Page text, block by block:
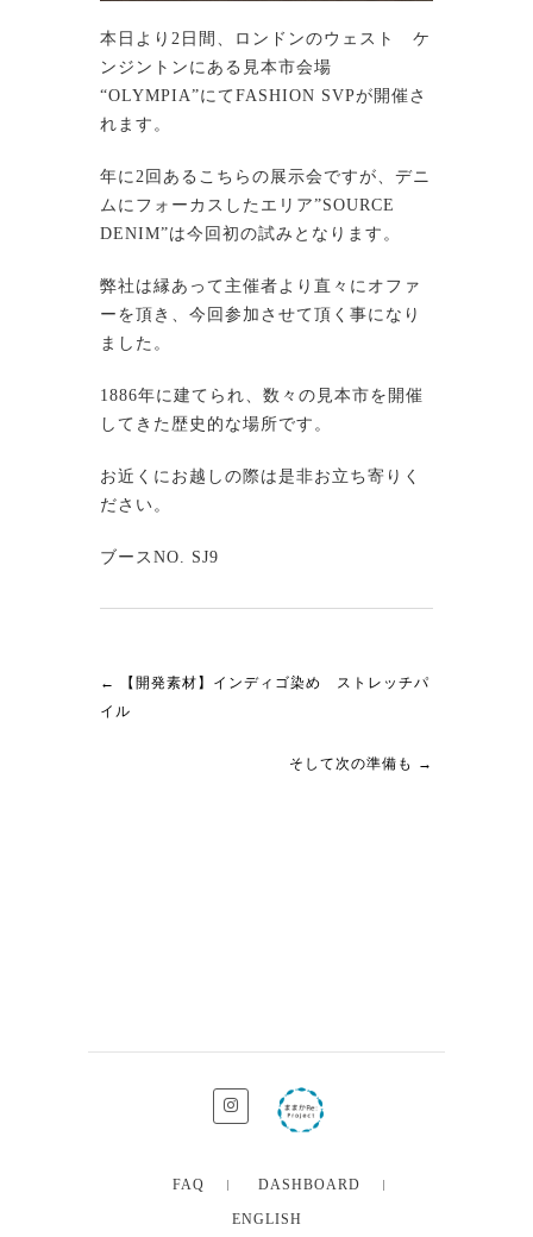
本日より2日間、ロンドンのウェスト ケ
ンジントンにある見本市会場
“OLYMPIA”にてFASHION SVPが開催さ
れます。
年に2回あるこちらの展示会ですが、デニ
ムにフォーカスしたエリア”SOURCE
DENIM”は今回初の試みとなります。
弊社は縁あって主催者より直々にオファ
ーを頂き、今回参加させて頂く事になり
ました。
1886年に建てられ、数々の見本市を開催
してきた歴史的な場所です。
お近くにお越しの際は是非お立ち寄りく
ださい。
ブースNO. SJ9
←
【開発素材】インディゴ染め ストレッチパ
イル
そして次の準備も →
FAQ DASHBOARD
ENGLISH